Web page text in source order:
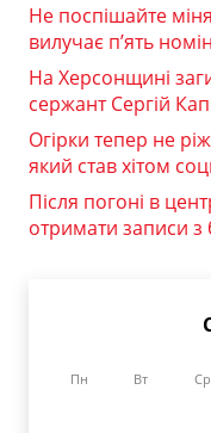
Не поспішайте
вилучає п’ять
На Херсонщині
сержант Сергій
Огірки тепер не
який став хітом
Після погоні в
отримати записи з
Пн Вт Ср